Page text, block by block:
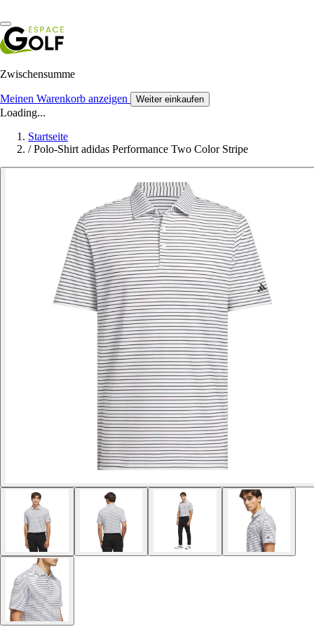
Zwischensumme
Meinen Warenkorb anzeigen Weiter einkaufen
Loading...
Startseite
/ Polo-Shirt adidas Performance Two Color Stripe